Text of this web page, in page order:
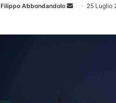
Filippo Abbondandolo
Invia 25 Luglio